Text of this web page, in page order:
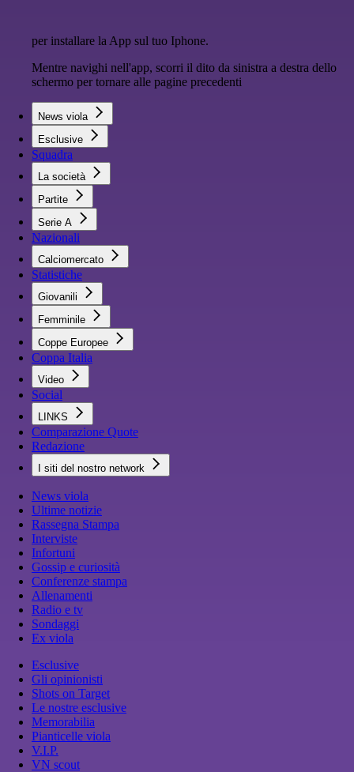
per installare la App sul tuo Iphone.
Mentre navighi nell'app, scorri il dito da sinistra a destra dello
schermo per tornare alle pagine precedenti
News viola
Esclusive
Squadra
La società
Partite
Serie A
Nazionali
Calciomercato
Statistiche
Giovanili
Femminile
Coppe Europee
Coppa Italia
Video
Social
LINKS
Comparazione Quote
Redazione
I siti del nostro network
News viola
Ultime notizie
Rassegna Stampa
Interviste
Infortuni
Gossip e curiosità
Conferenze stampa
Allenamenti
Radio e tv
Sondaggi
Ex viola
Esclusive
Gli opinionisti
Shots on Target
Le nostre esclusive
Memorabilia
Pianticelle viola
V.I.P.
VN scout